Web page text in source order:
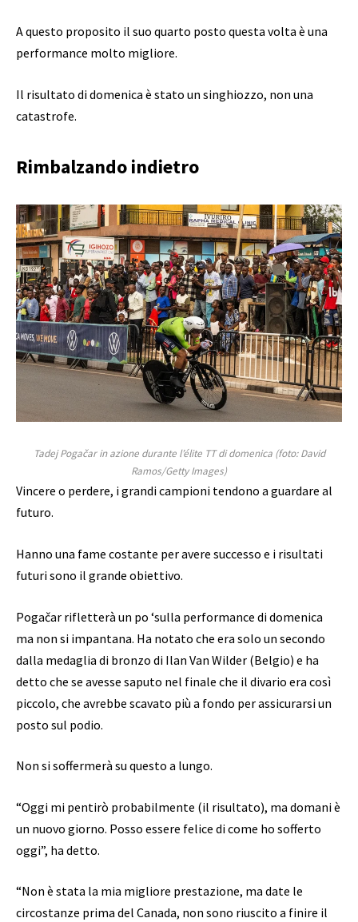
A questo proposito il suo quarto posto questa volta è una
performance molto migliore.
Il risultato di domenica è stato un singhiozzo, non una
catastrofe.
Rimbalzando indietro
Tadej Pogačar in azione durante l’élite TT di domenica (foto: David
Ramos/Getty Images)
Vincere o perdere, i grandi campioni tendono a guardare al
futuro.
Hanno una fame costante per avere successo e i risultati
futuri sono il grande obiettivo.
Pogačar rifletterà un po ‘sulla performance di domenica
ma non si impantana. Ha notato che era solo un secondo
dalla medaglia di bronzo di Ilan Van Wilder (Belgio) e ha
detto che se avesse saputo nel finale che il divario era così
piccolo, che avrebbe scavato più a fondo per assicurarsi un
posto sul podio.
Non si soffermerà su questo a lungo.
“Oggi mi pentirò probabilmente (il risultato), ma domani è
un nuovo giorno. Posso essere felice di come ho sofferto
oggi”, ha detto.
“Non è stata la mia migliore prestazione, ma date le
circostanze prima del Canada, non sono riuscito a finire il